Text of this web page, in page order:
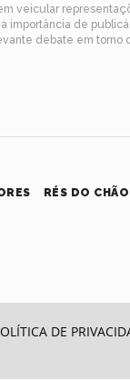
veicular
importância de
debate em torno
RÉS DO CHÃO
DE